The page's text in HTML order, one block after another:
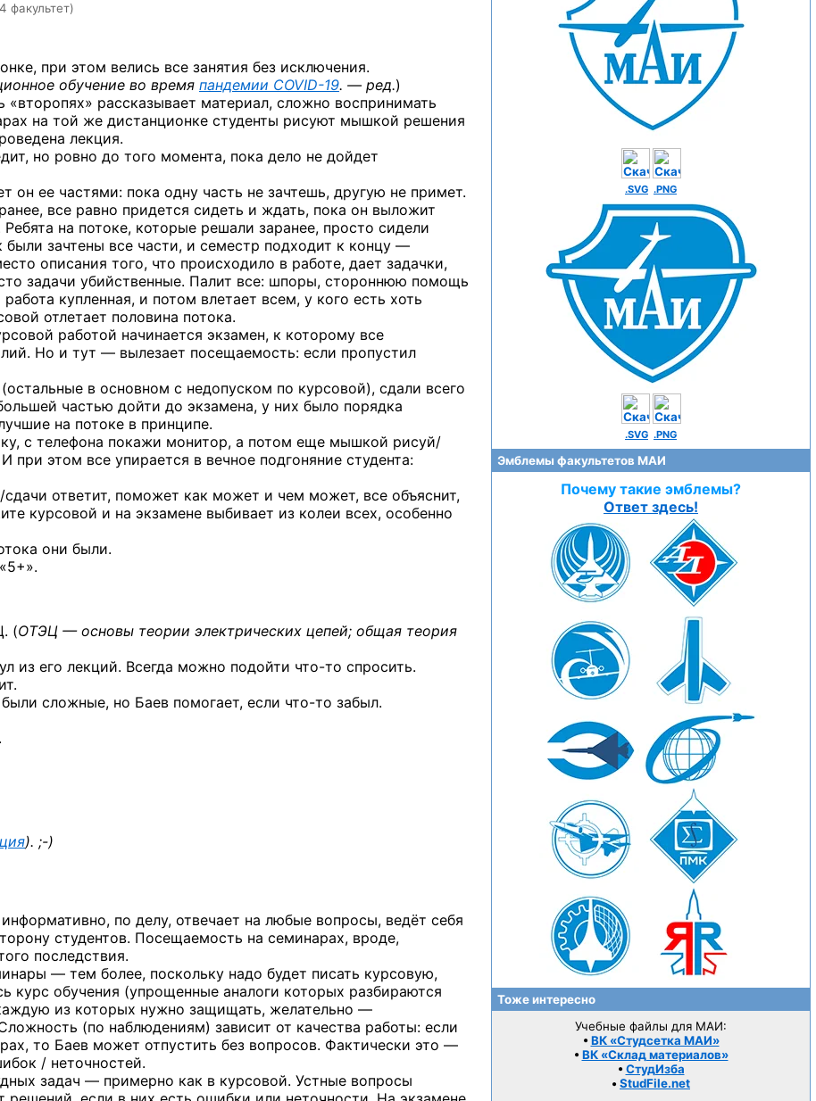
факультет)
при этом велись все занятия без исключения.
обучение во время пандемии COVID-19. — ред.)
«второпях» рассказывает материал, сложно воспринимать
на той же дистанционке студенты рисуют мышкой решения
лекция.
но ровно до того момента, пока дело не дойдет
он ее частями: пока одну часть не зачтешь, другую не примет.
все равно придется сидеть и ждать, пока он выложит
на потоке, которые решали заранее, просто сидели
зачтены все части, и семестр подходит к концу —
описания того, что происходило в работе, дает задачки,
задачи убийственные. Палит все: шпоры, стороннюю помощь
купленная, и потом влетает всем, у кого есть хоть
отлетает половина потока.
работой начинается экзамен, к которому все
Но и тут — вылезает посещаемость: если пропустил
в основном с недопуском по курсовой), сдали всего
частью дойти до экзамена, у них было порядка
на потоке в принципе.
с телефона покажи монитор, а потом еще мышкой рисуй/
этом все упирается в вечное подгоняние студента:
ответит, поможет как может и чем может, все объяснит,
курсовой и на экзамене выбивает из колеи всех, особенно
они были.
(ОТЭЦ — основы теории электрических цепей; общая теория
из его лекций. Всегда можно подойти что-то спросить.
сложные, но Баев помогает, если что-то забыл.
). ;-)
по делу, отвечает на любые вопросы, ведёт себя
студентов. Посещаемость на семинарах, вроде,
последствия.
— тем более, поскольку надо будет писать курсовую,
курс обучения (упрощенные аналоги которых разбираются
из которых нужно защищать, желательно —
(по наблюдениям) зависит от качества работы: если
то Баев может отпустить без вопросов. Фактически это —
/ неточностей.
задач — примерно как в курсовой. Устные вопросы
.SVG .PNG
.SVG .PNG
Эмблемы факультетов МАИ
Почему такие эмблемы?
Ответ здесь!
Тоже интересно
Учебные файлы для МАИ:
• ВК «Студсетка МАИ»
• ВК «Склад материалов»
• СтудИзба
• StudFile.net